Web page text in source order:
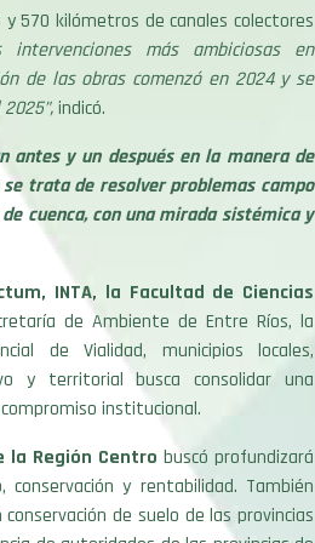
570 kilómetros de canales colectores
más ambiciosas en
de las obras comenzó en 2024 y se
indicó.
antes y un después en la manera de
trata de resolver problemas campo
cuenca, con una mirada sistémica y
INTA, la Facultad de Ciencias
de Ambiente de Entre Ríos, la
de Vialidad, municipios locales,
y territorial busca consolidar una
institucional.
la Región Centrobuscó profundizará
y rentabilidad. También
de suelo de las provincias